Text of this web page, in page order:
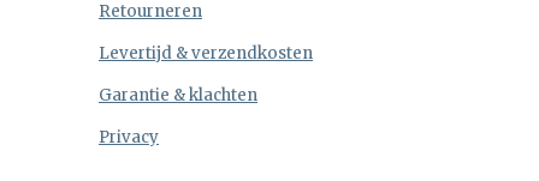
Retourneren
Levertijd & verzendkosten
Garantie & klachten
Privacy